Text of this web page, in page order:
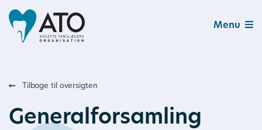
Menu
Tilbage til oversigten
Generalforsamling